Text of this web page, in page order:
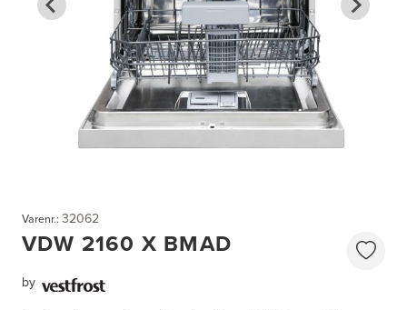
Varenr.: 32062
VDW 2160 X BMAD
by